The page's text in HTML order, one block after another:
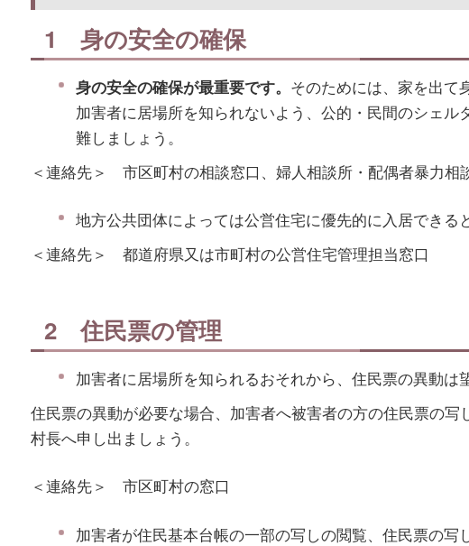
1 身の安全の確保
身の安全の確保が最重要です。 そのためには、家を出て
加害者に居場所を知られないよう、公的・民間のシェル
難しましょう。
＜連絡先＞ 市区町村の相談窓口、婦人相談所・配偶者暴力相
地方公共団体によっては公営住宅に優先的に入居できる
＜連絡先＞ 都道府県又は市町村の公営住宅管理担当窓口
2 住民票の管理
加害者に居場所を知られるおそれから、住民票の異動は
住民票の異動が必要な場合、加害者へ被害者の方の住民票の写
村長へ申し出ましょう。
＜連絡先＞ 市区町村の窓口
加害者が住民基本台帳の一部の写しの閲覧、住民票の写